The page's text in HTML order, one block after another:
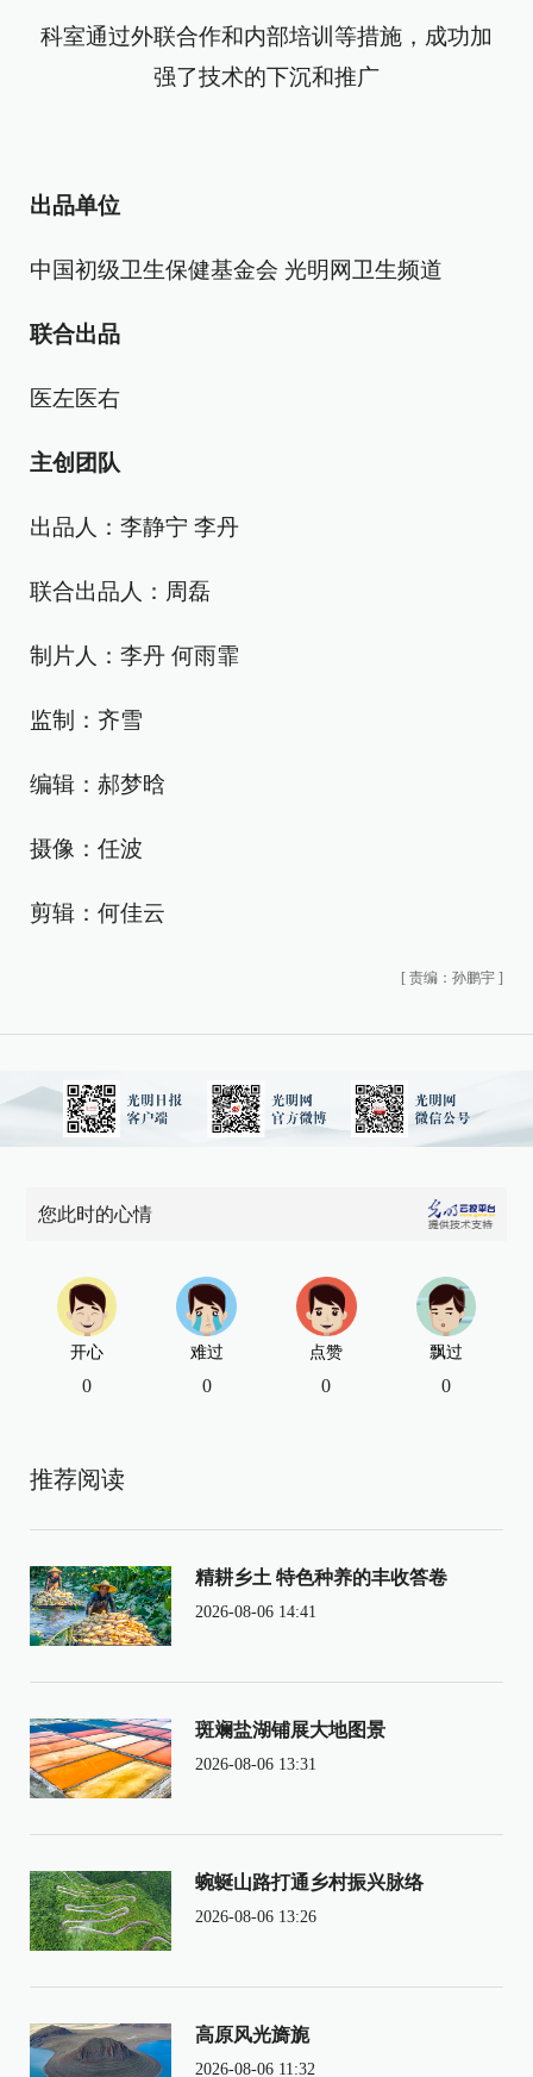
科室通过外联合作和内部培训等措施，成功加
强了技术的下沉和推广
出品单位
中国初级卫生保健基金会 光明网卫生频道
联合出品
医左医右
主创团队
出品人：李静宁 李丹
联合出品人：周磊
制片人：李丹 何雨霏
监制：齐雪
编辑：郝梦晗
摄像：任波
剪辑：何佳云
[ 责编：孙鹏宇 ]
您此时的心情
开心
0
难过
0
点赞
0
飘过
0
推荐阅读
精耕乡土 特色种养的丰收答卷
2026-08-06 14:41
斑斓盐湖铺展大地图景
2026-08-06 13:31
蜿蜒山路打通乡村振兴脉络
2026-08-06 13:26
高原风光旖旎
2026-08-06 11:32